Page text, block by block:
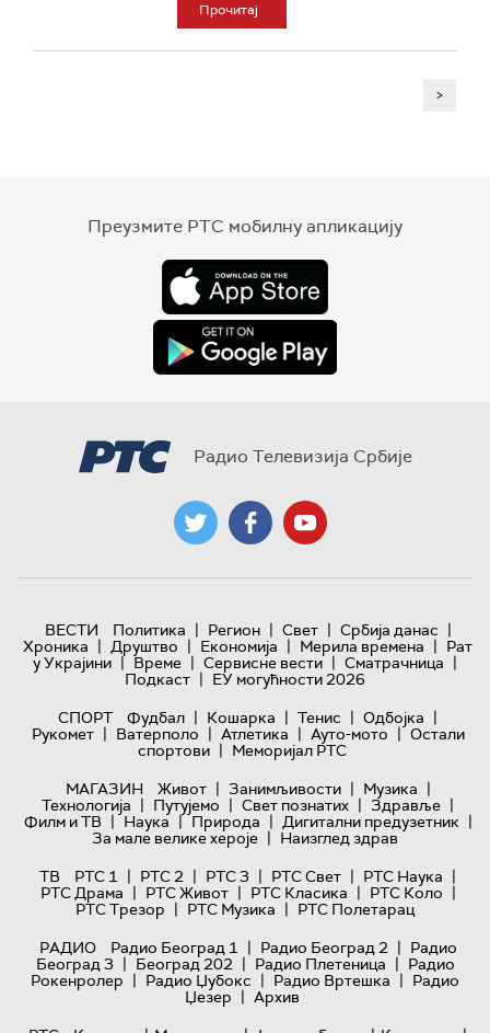
Прочитај
>
Преузмите РТС мобилну апликацију
Радио Телевизија Србије
ВЕСТИ Политика | Регион | Свет | Србија данас |
Хроника | Друштво | Економија | Мерила времена | Рат
у Украјини | Време | Сервисне вести | Сматрачница |
Подкаст | ЕУ могућности 2026
СПОРТ
Фудбал | Кошарка | Тенис | Одбојка |
Рукомет | Ватерполо | Атлетика | Ауто-мото | Остали
спортови | Меморијал РТС
МАГАЗИН
Живот | Занимљивости | Музика |
Технологијa | Путујемо | Свет познатих | Здравље |
Филм и ТВ | Наука | Природа | Дигитални предузетник |
За мале велике хероје | Наизглед здрав
ТВ
РТС 1 | РТС 2 | РТС 3 | РТС Свет | РТС Наука |
РТС Драма | РТС Живот | РТС Класика | РТС Коло |
РТС Трезор | РТС Музика | РТС Полетарац
РАДИО
Радио Београд 1 | Радио Београд 2 | Радио
Београд 3 | Београд 202 | Радио Плетеница | Радио
Рокенролер | Радио Џубокс | Радио Вртешка | Радио
Џезер | Архив